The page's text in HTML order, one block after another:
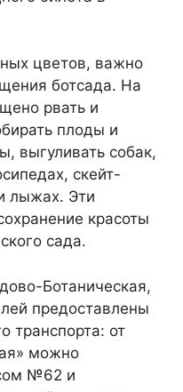
цветов, важно
ботсада. На
рвать и
плоды и
выгуливать собак,
скейт-
лыжах. Эти
красоты
сада.
Ботаническая,
предоставлены
транспорта: от
можно
№62 и